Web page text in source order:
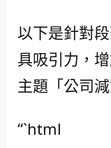
以下是針對
具吸引力，
主題「公司
“`html